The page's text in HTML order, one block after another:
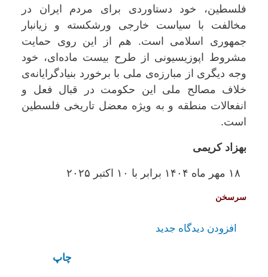
فلسطین، خود دستاوردی برای مردم ایران در
مخالفت با سیاست خارجی ورشکسته و زیانبار
جمهوری اسلامی است. هم از این روی حمایت
مشروط اپوزیسیونی از طرح بیست ماده‌ای، خود
وجه دیگری از مبارزه‌ی ملی با برخورد بنیادگرایانه‌ی
خلاف مصالح ملی این حکومت در قبال فعل و
انفعالات منطقه و به ویژه معضل تاریخی فلسطین
است.
بهزاد کریمی
سرسخن
افزودن دیدگاه جدید
چاپ